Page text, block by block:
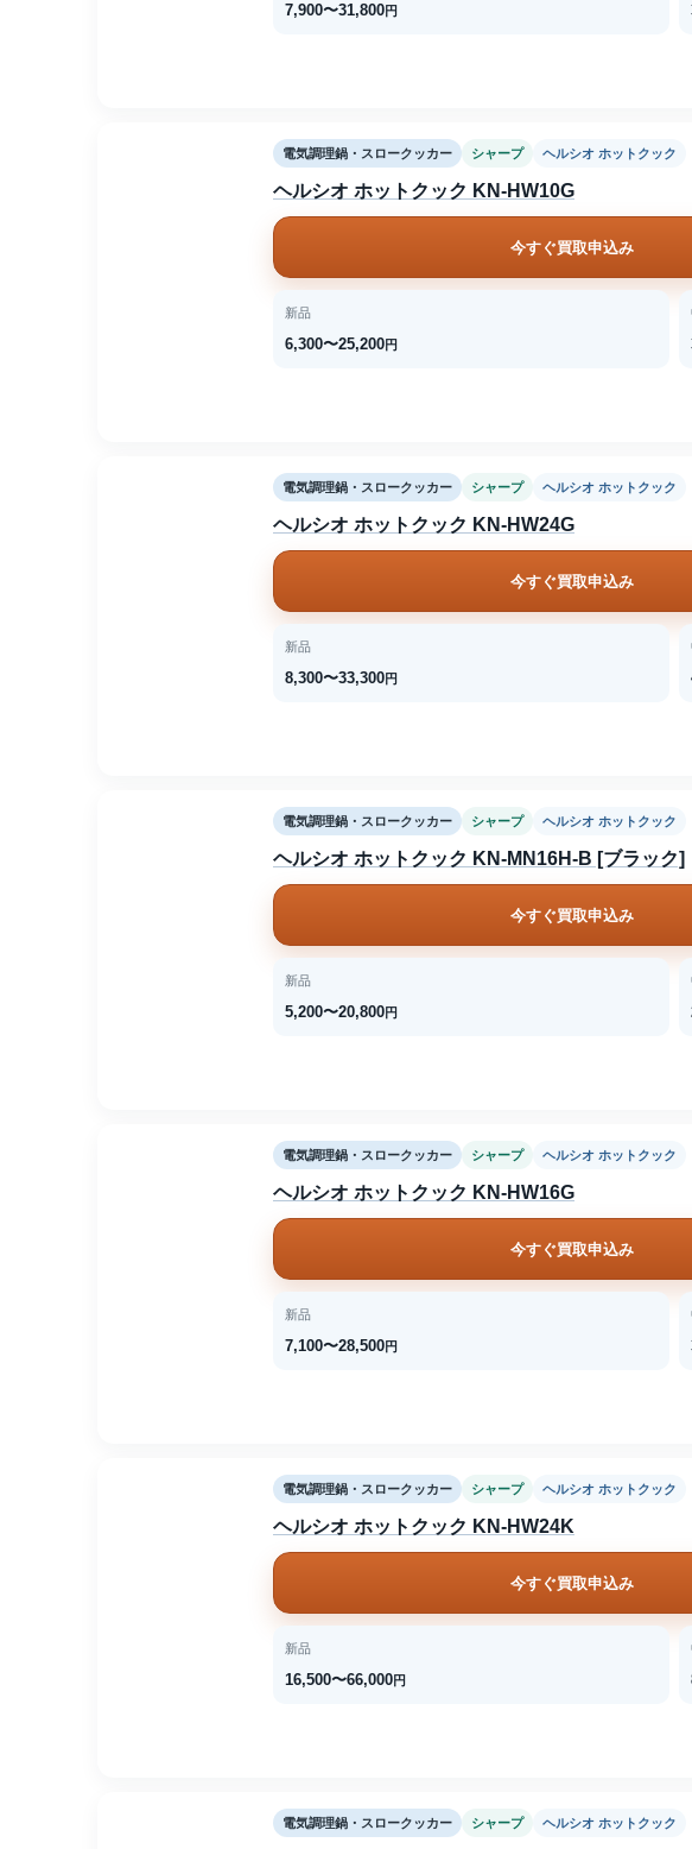
7,900〜31,800円
電気調理鍋・スロークッカー シャープ ヘルシオ ホットクック
ヘルシオ ホットクック KN-HW10G
今すぐ買取申込み
新品
6,300〜25,200円
電気調理鍋・スロークッカー シャープ ヘルシオ ホットクック
ヘルシオ ホットクック KN-HW24G
今すぐ買取申込み
新品
8,300〜33,300円
電気調理鍋・スロークッカー シャープ ヘルシオ ホットクック
ヘルシオ ホットクック KN-MN16H-B [ブラック]
今すぐ買取申込み
新品
5,200〜20,800円
電気調理鍋・スロークッカー シャープ ヘルシオ ホットクック
ヘルシオ ホットクック KN-HW16G
今すぐ買取申込み
新品
7,100〜28,500円
電気調理鍋・スロークッカー シャープ ヘルシオ ホットクック
ヘルシオ ホットクック KN-HW24K
今すぐ買取申込み
新品
16,500〜66,000円
電気調理鍋・スロークッカー シャープ ヘルシオ ホットクック